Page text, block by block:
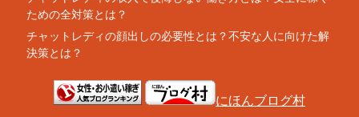
ための全対策とは？
チャットレディの顔出しの必要性とは？不安な人に向けた解
決策とは？
にほんブログ村